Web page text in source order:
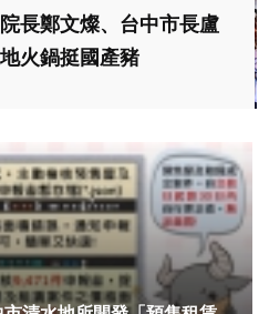
長鄭文燦、台中市長盧
火鍋挺國產豬